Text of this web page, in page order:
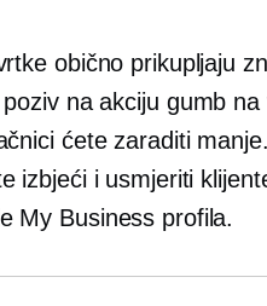
obično prikupljaju
poziv na akciju gumb na
ćete zaraditi
izbjeći i usmjeriti
My Business profila.